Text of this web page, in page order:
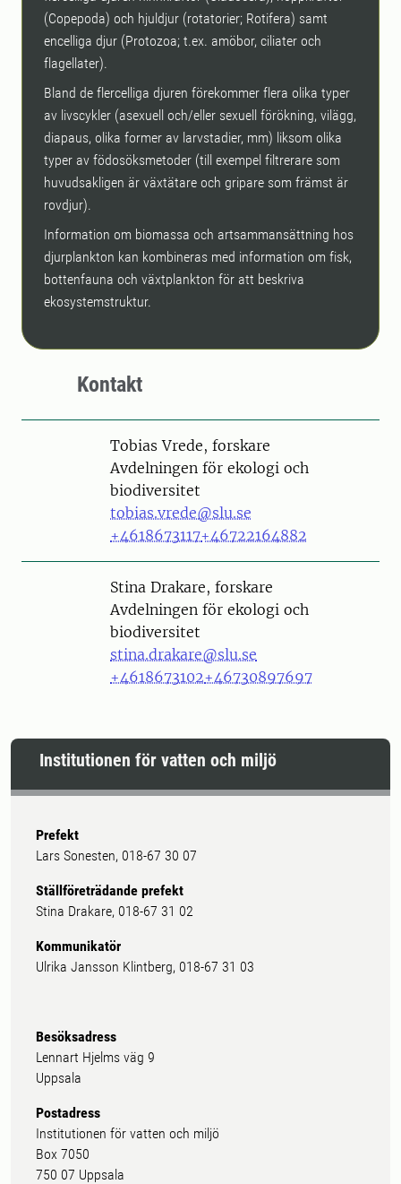
(Copepoda) och hjuldjur (rotatorier; Rotifera) samt
encelliga djur (Protozoa; t.ex. amöbor, ciliater och
flagellater).
Bland de flercelliga djuren förekommer flera olika typer
av livscykler (asexuell och/eller sexuell förökning, vilägg,
diapaus, olika former av larvstadier, mm) liksom olika
typer av födo­söks­metoder (till exempel filtrerare som
huvudsakligen är växtätare och gripare som främst är
rovdjur).
Information om biomassa och artsammansättning hos
djurplankton kan kombineras med information om fisk,
bottenfauna och växtplankton för att beskriva
ekosystemstruktur.
Kontakt
PersonTobias Vrede, forskare
Avdelningen för ekologi och
biodiversitet
tobias.vrede@slu.se
+4618673117+46722164882
PersonStina Drakare, forskare
Avdelningen för ekologi och
biodiversitet
stina.drakare@slu.se
+4618673102+46730897697
Institutionen för vatten och miljö
Prefekt
Lars Sonesten, 018-67 30 07
Ställföreträdande prefekt
Stina Drakare, 018-67 31 02
Kommunikatör
Ulrika Jansson Klintberg, 018-67 31 03
Besöksadress
Lennart Hjelms väg 9
Uppsala
Postadress
Institutionen för vatten och miljö
Box 7050
750 07 Uppsala